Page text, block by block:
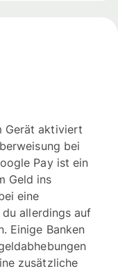
Gerät aktiviert
bei
Pay ist ein
Geld ins
eine
allerdings auf
Einige Banken
zusätzliche